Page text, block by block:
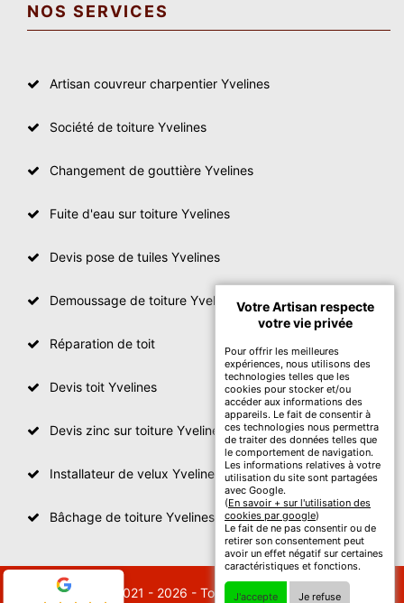
NOS SERVICES
Artisan couvreur charpentier Yvelines
Société de toiture Yvelines
Changement de gouttière Yvelines
Fuite d'eau sur toiture Yvelines
Devis pose de tuiles Yvelines
Demoussage de toiture Yvelines
Réparation de toit
Devis toit Yvelines
Devis zinc sur toiture Yvelines
Installateur de velux Yvelines
Bâchage de toiture Yvelines
© 2021 - 2026 - Tout droit réservé
Votre Artisan respecte
votre vie privée
Pour offrir les meilleures
expériences, nous utilisons des
technologies telles que les
cookies pour stocker et/ou
accéder aux informations des
appareils. Le fait de consentir à
ces technologies nous permettra
de traiter des données telles que
le comportement de navigation.
Les informations relatives à votre
utilisation du site sont partagées
avec Google.
(En savoir + sur l'utilisation des
cookies par google)
Le fait de ne pas consentir ou de
retirer son consentement peut
avoir un effet négatif sur certaines
caractéristiques et fonctions.
J'accepte Je refuse